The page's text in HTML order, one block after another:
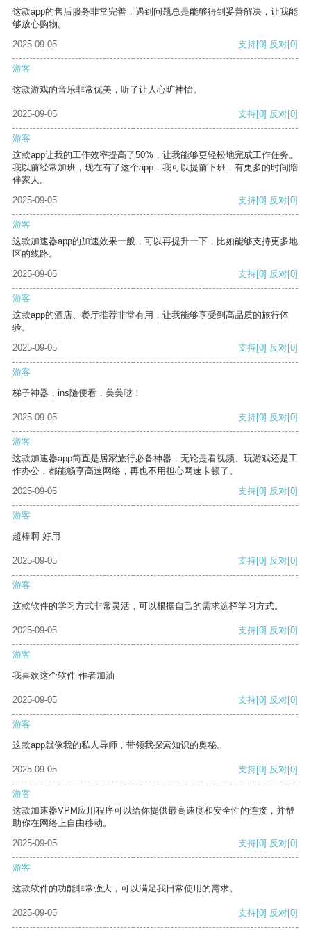
这款app的售后服务非常完善，遇到问题总是能够得到妥善解决，让我能
够放心购物。
2025-09-05
支持[0] 反对[0]
游客
这款游戏的音乐非常优美，听了让人心旷神怡。
2025-09-05 支持[0] 反对[0]
游客
这款app让我的工作效率提高了50%，让我能够更轻松地完成工作任务。
我以前经常加班，现在有了这个app，我可以提前下班，有更多的时间陪
伴家人。
2025-09-05
支持[0] 反对[0]
游客
这款加速器app的加速效果一般，可以再提升一下，比如能够支持更多地
区的线路。
2025-09-05
支持[0] 反对[0]
游客
这款app的酒店、餐厅推荐非常有用，让我能够享受到高品质的旅行体
验。
2025-09-05
支持[0] 反对[0]
游客
梯子神器，ins随便看，美美哒！
2025-09-05 支持[0] 反对[0]
游客
这款加速器app简直是居家旅行必备神器，无论是看视频、玩游戏还是工
作办公，都能畅享高速网络，再也不用担心网速卡顿了。
2025-09-05
支持[0] 反对[0]
游客
超棒啊 好用
2025-09-05 支持[0] 反对[0]
游客
这款软件的学习方式非常灵活，可以根据自己的需求选择学习方式。
2025-09-05 支持[0] 反对[0]
游客
我喜欢这个软件 作者加油
2025-09-05 支持[0] 反对[0]
游客
这款app就像我的私人导师，带领我探索知识的奥秘。
2025-09-05 支持[0] 反对[0]
游客
这款加速器VPM应用程序可以给你提供最高速度和安全性的连接，并帮
助你在网络上自由移动。
2025-09-05
支持[0] 反对[0]
游客
这款软件的功能非常强大，可以满足我日常使用的需求。
2025-09-05 支持[0] 反对[0]